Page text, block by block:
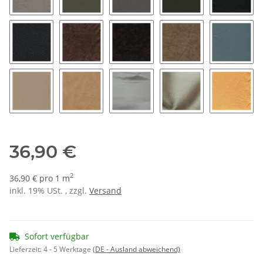
7050 - stein 7080 - elefant7100 - grau 7130 - dunkelgrau
7150 -
7200 - schwarz 998000 - vintage braun8050 - buffalo bill8100 - cowboy8150 -
36,90 €
36,90 € pro 1 m2
inkl. 19% USt. , zzgl. Versand
Sofort verfügbar
Lieferzeit:4 - 5 Werktage (DE - Ausland abweichend)